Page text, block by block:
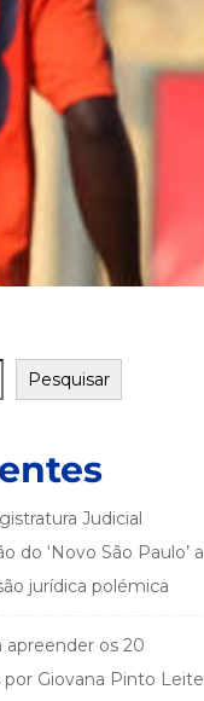
Pesquisar
Judicial
do ‘Novo São Paulo’ a
jurídica polémica
apreender os 20
Giovana Pinto Leite